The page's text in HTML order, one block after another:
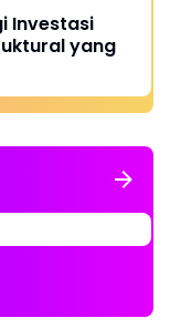
Investasi
yang